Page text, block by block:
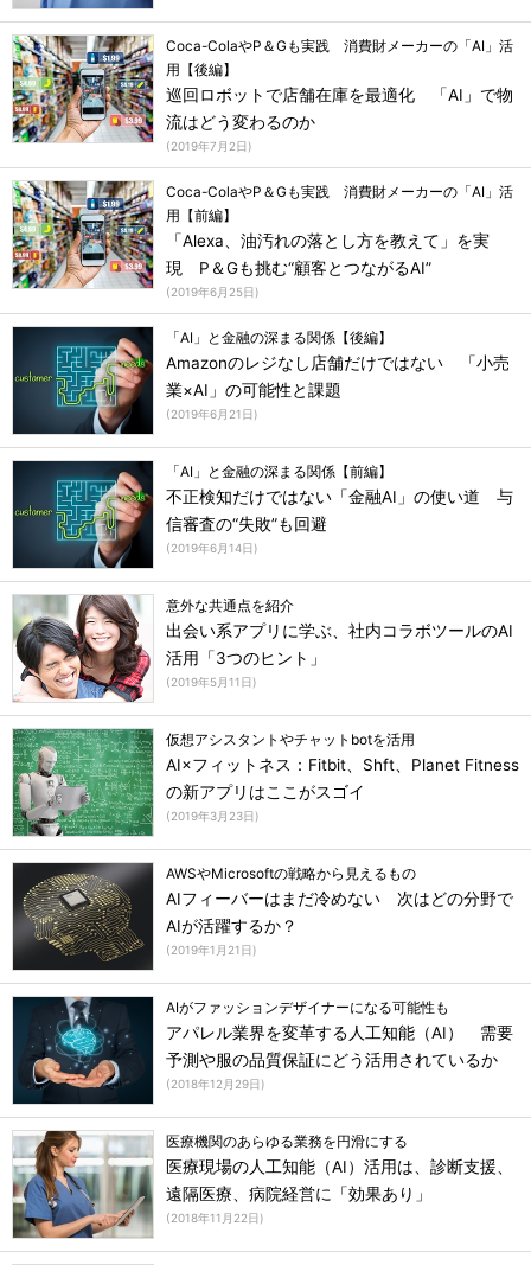
Coca-ColaやP＆Gも実践 消費財メーカーの「AI」活
用【後編】
巡回ロボットで店舗在庫を最適化 「AI」で物
流はどう変わるのか
(2019年7月2日)
Coca-ColaやP＆Gも実践 消費財メーカーの「AI」活
用【前編】
「Alexa、油汚れの落とし方を教えて」を実
現 P＆Gも挑む“顧客とつながるAI”
(2019年6月25日)
「AI」と金融の深まる関係【後編】
Amazonのレジなし店舗だけではない 「小売
業×AI」の可能性と課題
(2019年6月21日)
「AI」と金融の深まる関係【前編】
不正検知だけではない「金融AI」の使い道 与
信審査の“失敗”も回避
(2019年6月14日)
意外な共通点を紹介
出会い系アプリに学ぶ、社内コラボツールのAI
活用「3つのヒント」
(2019年5月11日)
仮想アシスタントやチャットbotを活用
AI×フィットネス：Fitbit、Shft、Planet Fitness
の新アプリはここがスゴイ
(2019年3月23日)
AWSやMicrosoftの戦略から見えるもの
AIフィーバーはまだ冷めない 次はどの分野で
AIが活躍するか？
(2019年1月21日)
AIがファッションデザイナーになる可能性も
アパレル業界を変革する人工知能（AI） 需要
予測や服の品質保証にどう活用されているか
(2018年12月29日)
医療機関のあらゆる業務を円滑にする
医療現場の人工知能（AI）活用は、診断支援、
遠隔医療、病院経営に「効果あり」
(2018年11月22日)